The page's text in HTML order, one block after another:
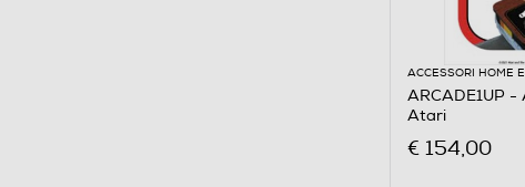
ACCESSORI HOME
ARCADE1UP -
Atari
€ 154,00